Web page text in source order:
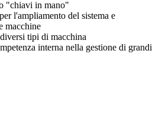
"chiavi in mano"
l'ampliamento del sistema e
macchine
tipi di macchina
interna nella gestione di grandi